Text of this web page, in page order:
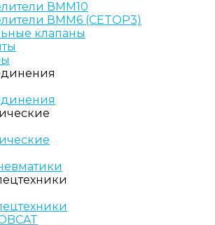
ВММ10
ВММ6 (CETOP3)
клапаны